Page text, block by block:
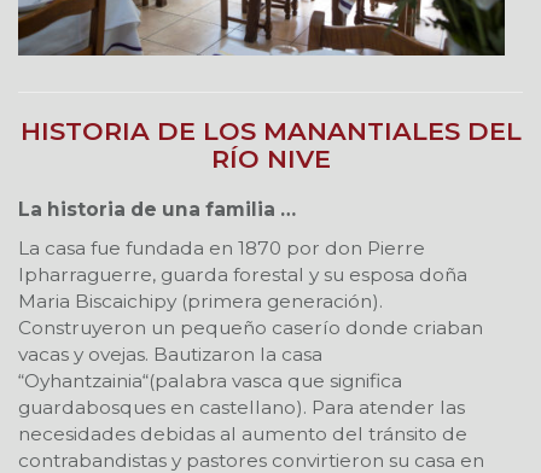
HISTORIA DE LOS MANANTIALES DEL
RÍO NIVE
La historia de una familia …
La casa fue fundada en 1870 por don Pierre
Ipharraguerre, guarda forestal y su esposa doña
Maria Biscaichipy (primera generación).
Construyeron un pequeño caserío donde criaban
vacas y ovejas. Bautizaron la casa
“Oyhantzainia“(palabra vasca que significa
guardabosques en castellano). Para atender las
necesidades debidas al aumento del tránsito de
contrabandistas y pastores convirtieron su casa en